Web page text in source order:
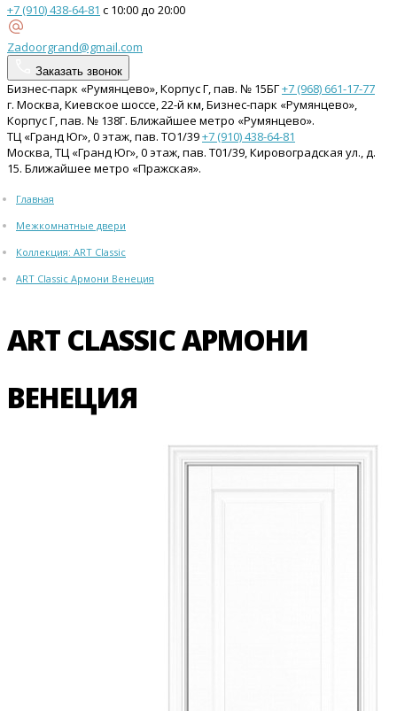
+7 (910) 438-64-81 с 10:00 до 20:00
Zadoorgrand@gmail.com
Заказать звонок
Бизнес-парк «Румянцево», Корпус Г, пав. № 15БГ+7 (968) 661-17-77
г. Москва, Киевское шоссе, 22-й км, Бизнес-парк «Румянцево»,
Корпус Г, пав. № 138Г. Ближайшее метро «Румянцево».
ТЦ «Гранд Юг», 0 этаж, пав. ТО1/39+7 (910) 438-64-81
Москва, ТЦ «Гранд Юг», 0 этаж, пав. Т01/39, Кировоградская ул., д.
15. Ближайшее метро «Пражская».
Главная
Межкомнатные двери
Коллекция: ART Classic
ART Classic Армони Венеция
ART CLASSIC АРМОНИ
ВЕНЕЦИЯ